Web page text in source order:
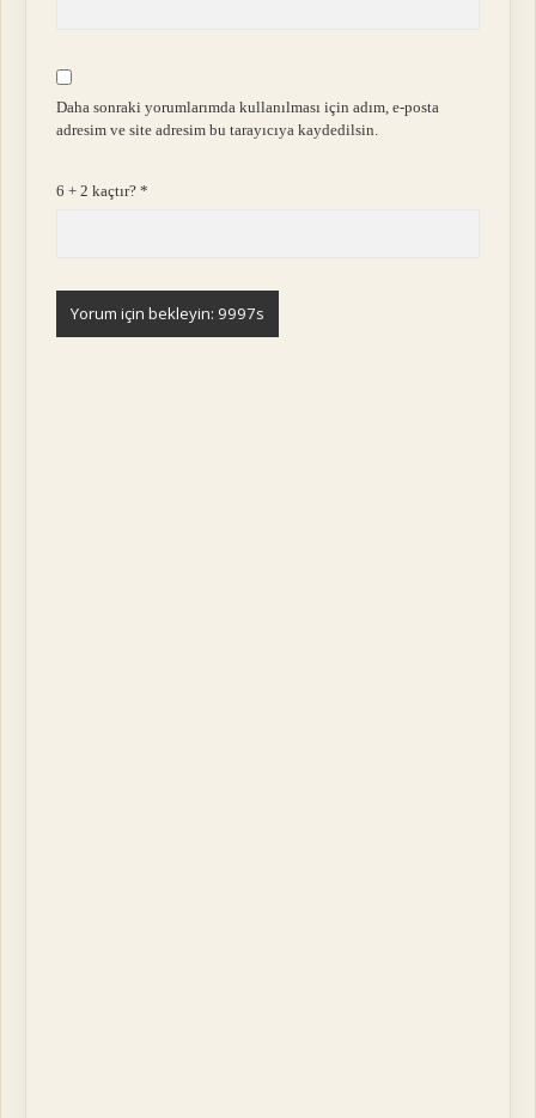
Daha sonraki yorumlarımda kullanılması için adım, e-posta
adresim ve site adresim bu tarayıcıya kaydedilsin.
6 + 2 kaçtır?*